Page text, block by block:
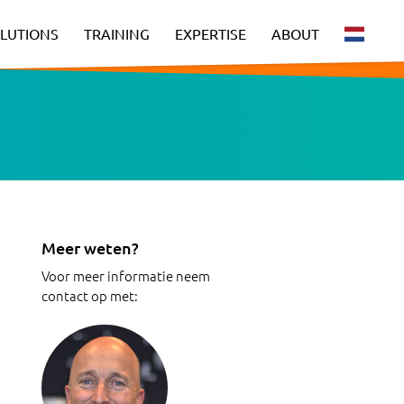
TRAINING EXPERTISE ABOUT
Meer weten?
Voor meer informatie neem
contact op met: